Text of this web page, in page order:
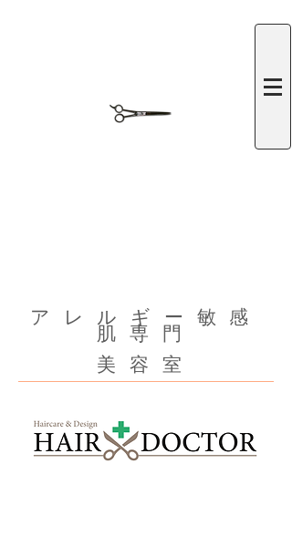
​アレルギー敏感
肌専門
美容室